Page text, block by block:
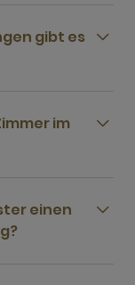
gibt es
im
einen